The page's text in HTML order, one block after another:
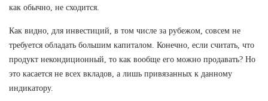
как обычно, не сходится.
Как видно, для инвестиций, в том числе за рубежом, совсем не
требуется обладать большим капиталом. Конечно, если считать, что
продукт некондиционный, то как вообще его можно продавать? Но
это касается не всех вкладов, а лишь привязанных к данному
индикатору.